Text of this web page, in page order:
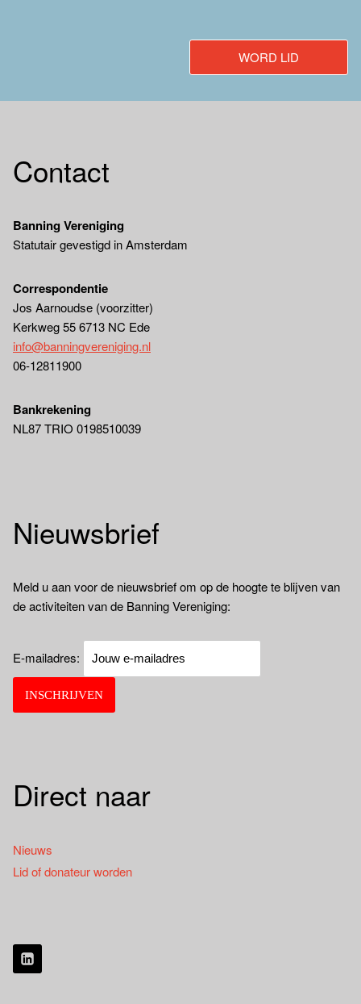
WORD LID
Contact
Banning Vereniging
Statutair gevestigd in Amsterdam
Correspondentie
Jos Aarnoudse (voorzitter)
Kerkweg 55 6713 NC Ede
info@banningvereniging.nl
06-12811900
Bankrekening
NL87 TRIO 0198510039
Nieuwsbrief
Meld u aan voor de nieuwsbrief om op de hoogte te blijven van
de activiteiten van de Banning Vereniging:
E-mailadres:
Direct naar
Nieuws
Lid of donateur worden